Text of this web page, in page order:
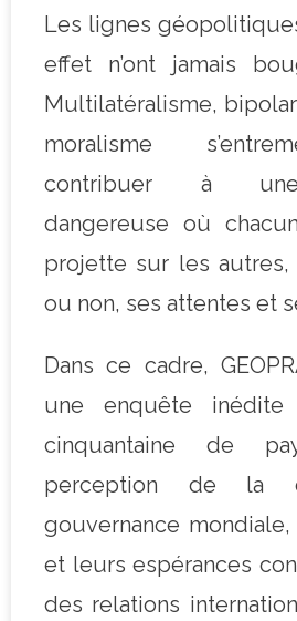
Les lignes
effet n’ont jamais
Multilatéralisme,
moralisme
contribuer à
dangereuse où
projette sur les autres,
ou non, ses attentes et
Dans ce cadre,
une enquête inédite
cinquantaine de
perception de la
gouvernance
et leurs espérances
des relations